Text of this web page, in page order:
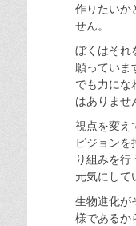
作りたいか
せん。
ぼくはそれ
願っていま
でも力にな
はありませ
視点を変え
ビジョンを
り組みを
元気にして
生物進化が
様であるか